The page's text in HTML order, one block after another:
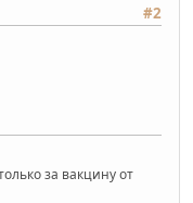
#2
за вакцину от